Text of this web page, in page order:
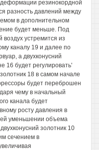
резинокордной
разность давлений между
в дополнительном
будет меньше. Под
устремится из
каналу 19 и далее по
а двухконусний
16 будет регулировать'
18 в самом начале
будет переброшен
чему в начальный
канала будет
росту давления в
уменьшении объема
золотник 10
сечением в